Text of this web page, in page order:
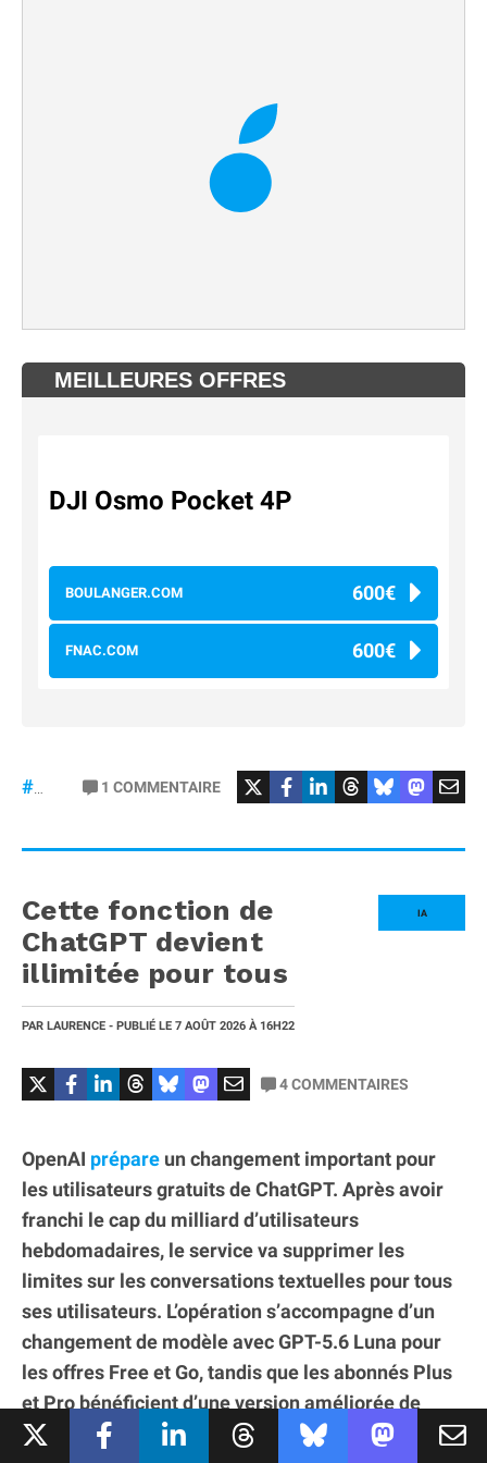
MEILLEURES OFFRES
DJI Osmo Pocket 4P
BOULANGER.COM 600€
FNAC.COM 600€
#osmopocket4P
1 COMMENTAIRE
IA
Cette fonction de
ChatGPT devient
illimitée pour tous
PAR LAURENCE - PUBLIÉ LE 7 AOÛT 2026 À 16H22
4COMMENTAIRES
OpenAI prépare un changement important pour
les utilisateurs gratuits de ChatGPT. Après avoir
franchi le cap du milliard d’utilisateurs
hebdomadaires, le service va supprimer les
limites sur les conversations textuelles pour tous
ses utilisateurs. L’opération s’accompagne d’un
changement de modèle avec GPT-5.6 Luna pour
les offres Free et Go, tandis que les abonnés Plus
et Pro bénéficient d’une version améliorée de
GPT-5.6 Sol et d’un contrôle plus fin du niveau de